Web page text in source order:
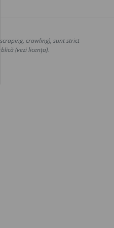
crawling), sunt strict
(vezi licența).